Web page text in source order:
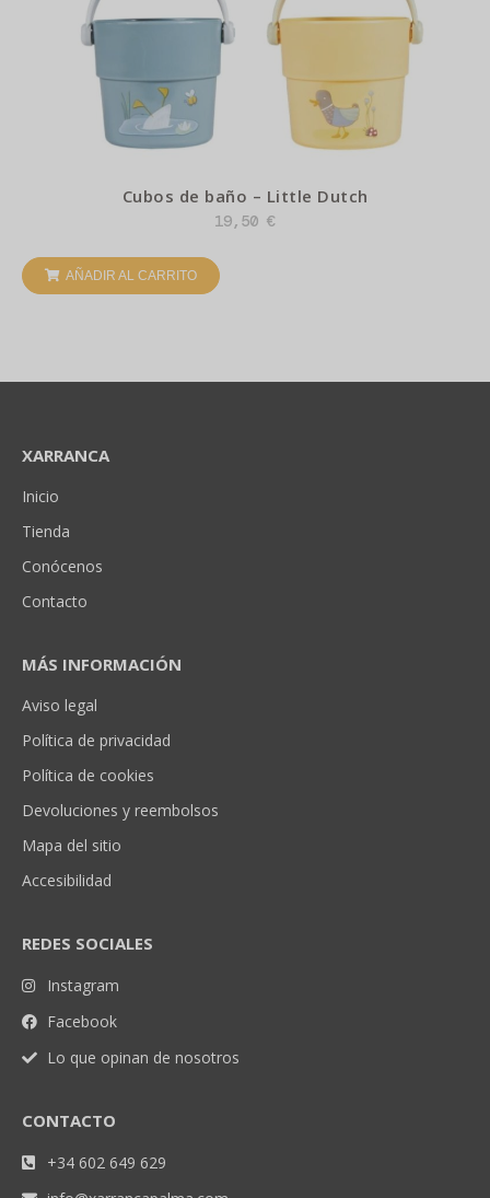
Cubos de baño – Little Dutch
19,50 €
AÑADIR AL CARRITO
XARRANCA
Inicio
Tienda
Conócenos
Contacto
MÁS INFORMACIÓN
Aviso legal
Política de privacidad
Política de cookies
Devoluciones y reembolsos
Mapa del sitio
Accesibilidad
REDES SOCIALES
Instagram
Facebook
Lo que opinan de nosotros
CONTACTO
+34 602 649 629